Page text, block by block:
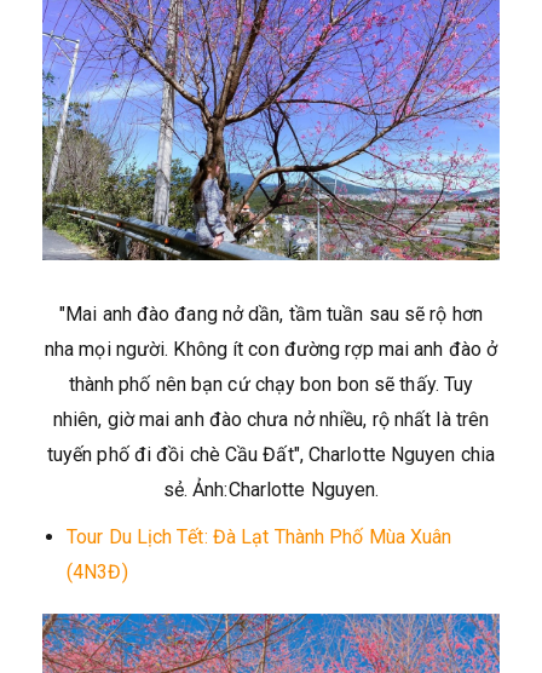
"Mai anh đào đang nở dần, tầm tuần sau sẽ rộ hơn
nha mọi người. Không ít con đường rợp mai anh đào ở
thành phố nên bạn cứ chạy bon bon sẽ thấy. Tuy
nhiên, giờ mai anh đào chưa nở nhiều, rộ nhất là trên
tuyến phố đi đồi chè Cầu Đất", Charlotte Nguyen chia
sẻ. Ảnh:Charlotte Nguyen.
Tour Du Lịch Tết: Đà Lạt Thành Phố Mùa Xuân
(4N3Đ)